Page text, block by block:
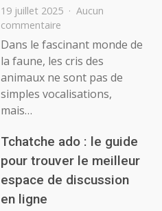
19 juillet 2025
Aucun
commentaire
Interpréter
les
cris
des
animaux
leur
langage
Dans le fascinant monde de
la faune, les cris des
animaux ne sont pas de
simples vocalisations,
mais…
Tchatche ado : le guide
pour trouver le meilleur
espace de discussion
en ligne